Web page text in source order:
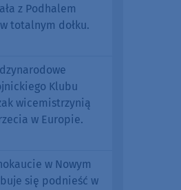
z Podhalem
w totalnym dołku.
Klubu
wicemistrzynią
w Europie.
w Nowym
się podnieść w